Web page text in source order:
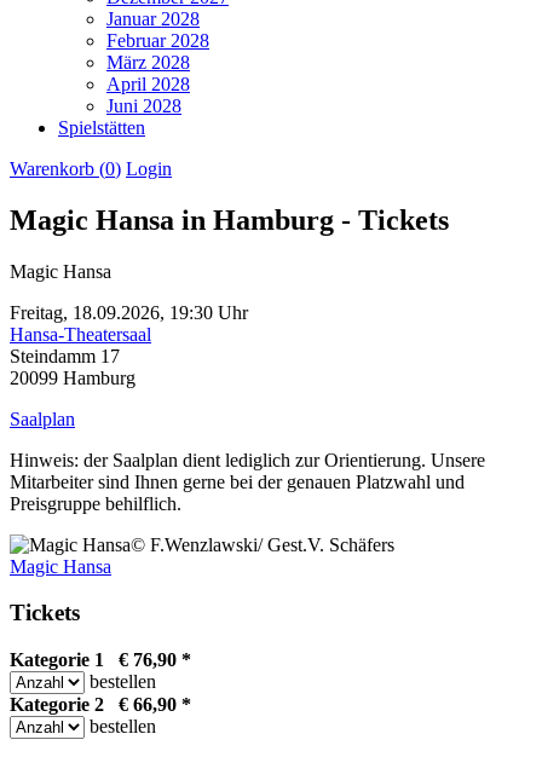
Januar 2028
Februar 2028
März 2028
April 2028
Juni 2028
Spielstätten
Warenkorb (0) Login
Magic Hansa in Hamburg - Tickets
Magic Hansa
Freitag, 18.09.2026, 19:30 Uhr
Hansa-Theatersaal
Steindamm 17
20099 Hamburg
Saalplan
Hinweis: der Saalplan dient lediglich zur Orientierung. Unsere
Mitarbeiter sind Ihnen gerne bei der genauen Platzwahl und
Preisgruppe behilflich.
© F.Wenzlawski/ Gest.V. Schäfers
Magic Hansa
Tickets
Kategorie 1 € 76,90 *
bestellen
Kategorie 2 € 66,90 *
bestellen